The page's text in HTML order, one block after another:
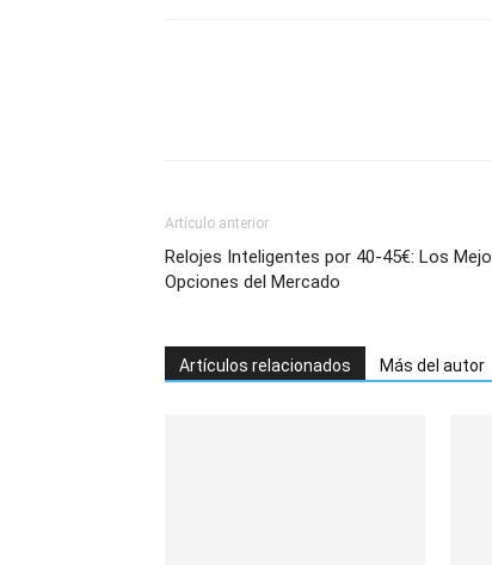
Artículo anterior
Relojes Inteligentes por 40-45€: Los
Opciones del Mercado
Artículos relacionados Más del autor